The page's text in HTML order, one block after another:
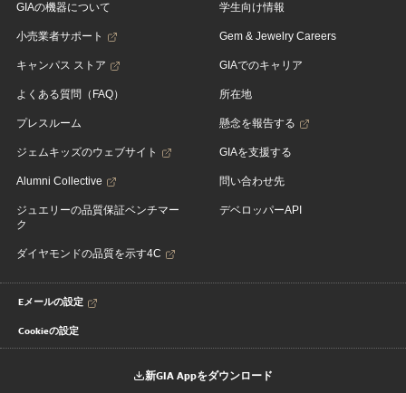
GIAの機器について
小売業者サポート
キャンパス ストア
よくある質問（FAQ）
プレスルーム
ジェムキッズのウェブサイト
Alumni Collective
ジュエリーの品質保証ベンチマー
ク
ダイヤモンドの品質を示す4C
学生向け情報
Gem & Jewelry Careers
GIAでのキャリア
所在地
懸念を報告する
GIAを支援する
問い合わせ先
デベロッパーAPI
Eメールの設定
Cookieの設定
新GIA Appをダウンロード